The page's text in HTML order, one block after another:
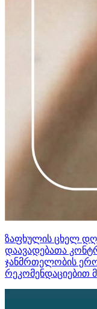
ზაფხულის ცხელ
დაავადებათა
ჯანმრთელობის
რეკომენდაციებით